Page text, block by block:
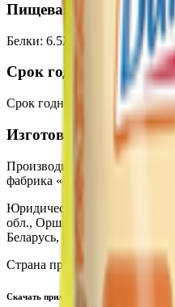
Пищевая ценность на
Белки: 6.5Жиры Углеводы
Срок годности
Срок годности 9 месяцев
Изготовитель
Производитель:
фабрика «Витьба»
Юридический адрес:
211004,
обл., Оршанский район, Р-76,
Беларусь, г. Витебск, ул.
Страна производства:
Скачать приложение